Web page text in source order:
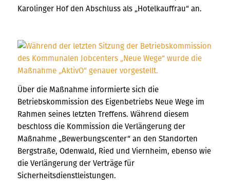
Karolinger Hof den Abschluss als „Hotelkauffrau“ an.
Über die Maßnahme informierte sich die
Betriebskommission des Eigenbetriebs Neue Wege im
Rahmen seines letzten Treffens. Während diesem
beschloss die Kommission die Verlängerung der
Maßnahme „Bewerbungscenter“ an den Standorten
Bergstraße, Odenwald, Ried und Viernheim, ebenso wie
die Verlängerung der Verträge für
Sicherheitsdienstleistungen.